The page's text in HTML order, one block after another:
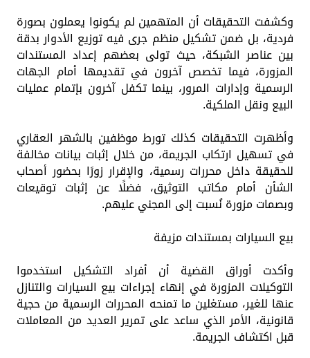
وكشفت التحقيقات أن المتهمين لم يكونوا يعملون بصورة
فردية، بل ضمن تشكيل منظم جرى فيه توزيع الأدوار بدقة
بين عناصر الشبكة، حيث تولى بعضهم إعداد المستندات
المزورة، فيما تخصص آخرون في تقديمها أمام الجهات
الرسمية وإدارات المرور، بينما تكفل آخرون بإتمام عمليات
البيع ونقل الملكية.
وأظهرت التحقيقات كذلك تورط موظفين بالشهر العقاري
في تسهيل ارتكاب الجريمة، من خلال إثبات بيانات مخالفة
للحقيقة داخل محررات رسمية، والإقرار زورًا بحضور أصحاب
الشأن أمام مكاتب التوثيق، فضلًا عن إثبات توقيعات
وبصمات مزورة نُسبت إلى المجني عليهم.
بيع السيارات بمستندات مزيفة
وأكدت أوراق القضية أن أفراد التشكيل استخدموا
التوكيلات المزورة في إنهاء إجراءات بيع السيارات والتنازل
عنها للغير، مستغلين ما تمنحه المحررات الرسمية من حجية
قانونية، الأمر الذي ساعد على تمرير العديد من المعاملات
قبل اكتشاف الجريمة.